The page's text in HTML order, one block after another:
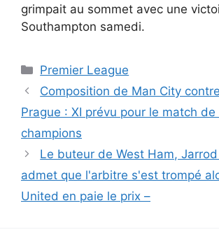
grimpait au sommet avec une
Southampton samedi.
Catégories
Premier League
Composition de Man City
Prague : XI prévu pour le match
champions
Le buteur de West Ham,
admet que l'arbitre s'est trompé
United en paie le prix –